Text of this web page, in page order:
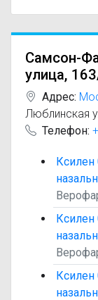
Самсон-
улица,
Адрес:
Люблинская
Телефон:
Ксилен
Ксилен
Ксилен